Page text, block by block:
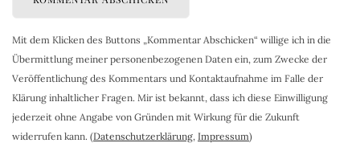
Mit dem Klicken des Buttons „Kommentar Abschicken“ willige ich in die
Übermittlung meiner personenbezogenen Daten ein, zum Zwecke der
Veröffentlichung des Kommentars und Kontaktaufnahme im Falle der
Klärung inhaltlicher Fragen. Mir ist bekannt, dass ich diese Einwilligung
jederzeit ohne Angabe von Gründen mit Wirkung für die Zukunft
widerrufen kann. (Datenschutzerklärung, Impressum)